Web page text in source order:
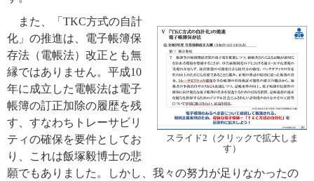
スライド2（クリックで拡大しま
す）
また、「TKC方式の自計
化」の推進は、電子帳簿保
存法（電帳法）改正とも無
縁ではありません。平成10
年に成立した電帳法は電子
帳簿の訂正加除の履歴を残
す、すなわちトレーサビリ
ティの確保を要件としてお
り、これは飯塚毅博士の悲
願でもありました。しかし、我々の努力が足りなかったの